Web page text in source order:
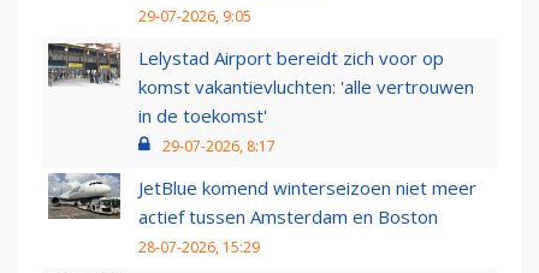
29-07-2026, 9:05
Lelystad Airport bereidt zich voor op
komst vakantievluchten: 'alle vertrouwen
in de toekomst'
29-07-2026, 8:17
JetBlue komend winterseizoen niet meer
actief tussen Amsterdam en Boston
28-07-2026, 15:29